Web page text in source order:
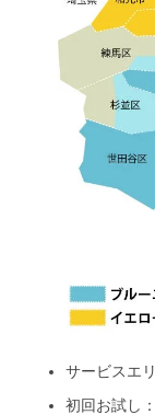
サービスエ
初回お試し